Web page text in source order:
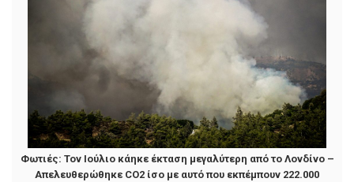
Φωτιές: Τον Ιούλιο κάηκε έκταση μεγαλύτερη από το Λονδίνο –
Απελευθερώθηκε CO2 ίσο με αυτό που εκπέμπουν 222.000